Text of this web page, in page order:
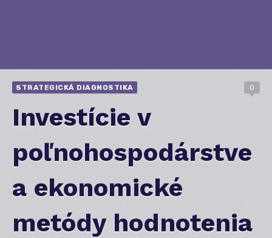
STRATEGICKÁ DIAGNOSTIKA 0
Investície v
poľnohospodárstve
a ekonomické
metódy hodnotenia